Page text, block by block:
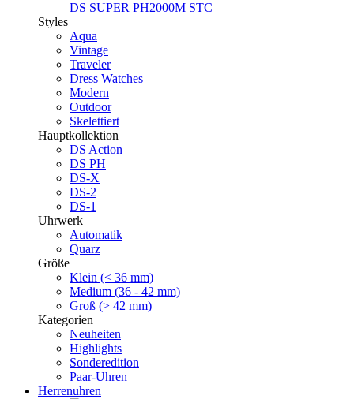
DS SUPER PH2000M STC
Styles
Aqua
Vintage
Traveler
Dress Watches
Modern
Outdoor
Skelettiert
Hauptkollektion
DS Action
DS PH
DS-X
DS-2
DS-1
Uhrwerk
Automatik
Quarz
Größe
Klein (< 36 mm)
Medium (36 - 42 mm)
Groß (> 42 mm)
Kategorien
Neuheiten
Highlights
Sonderedition
Paar-Uhren
Herrenuhren